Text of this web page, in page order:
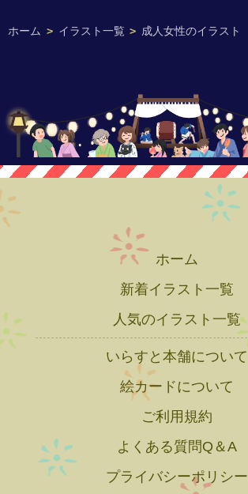
ホーム > イラスト一覧 > 成人女性のイラスト
ホーム
新着イラスト一覧
人気のイラスト一覧
いらすと本舗について
絵カードについて
ご利用規約
よくある質問Q＆A
プライバシーポリシー